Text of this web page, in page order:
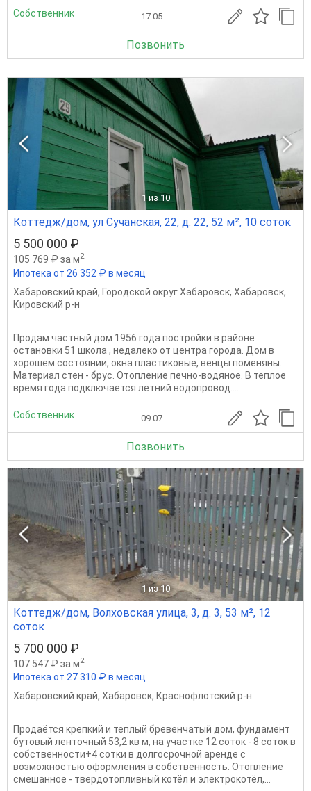
Собственник 17.05
Позвонить
1 из 10
Коттедж/дом, ул Сучанская, 22, д. 22, 52 м², 10 соток
5 500 000 ₽
105 769 ₽ за м2
Ипотека от 26 352 ₽ в месяц
Хабаровский край, Городской округ Хабаровск, Хабаровск,
Кировский р-н
Продам частный дом 1956 года постройки в районе
остановки 51 школа , недалеко от центра города. Дом в
хорошем состоянии, окна пластиковые, венцы поменяны.
Материал стен - брус. Отопление печно-водяное. В теплое
время года подключается летний водопровод....
Собственник 09.07
Позвонить
1 из 10
Коттедж/дом, Волховская улица, 3, д. 3, 53 м², 12
соток
5 700 000 ₽
107 547 ₽ за м2
Ипотека от 27 310 ₽ в месяц
Хабаровский край, Хабаровск, Краснофлотский р-н
Продаётся крепкий и теплый бревенчатый дом, фундамент
бутовый ленточный 53,2 кв м, на участке 12 соток - 8 соток в
собственности+4 сотки в долгосрочной аренде с
возможностью оформления в собственность. Отопление
смешанное - твердотопливный котёл и электрокотёл,...